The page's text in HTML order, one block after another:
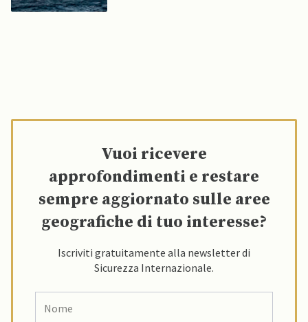
Vuoi ricevere
approfondimenti e restare
sempre aggiornato sulle aree
geografiche di tuo interesse?
Iscriviti gratuitamente alla newsletter di
Sicurezza Internazionale.